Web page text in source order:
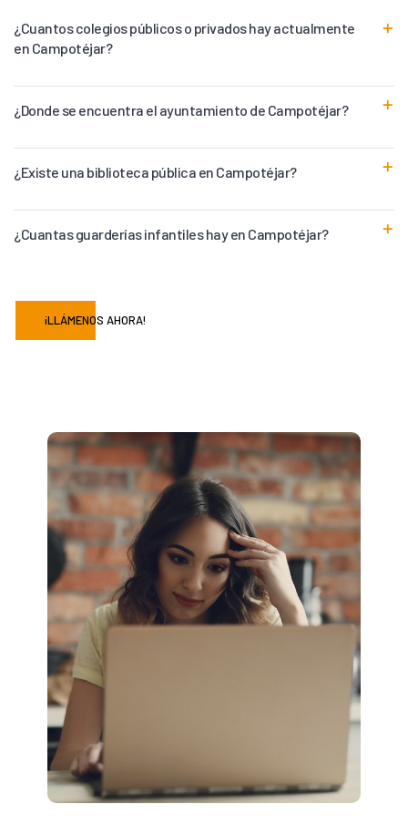
¿Cuantos colegios públicos o privados hay actualmente
en Campotéjar?
¿Donde se encuentra el ayuntamiento de Campotéjar?
¿Existe una biblioteca pública en Campotéjar?
¿Cuantas guarderías infantiles hay en Campotéjar?
¡LLÁMENOS AHORA!